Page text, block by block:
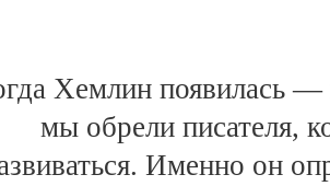
Хемлин появилась —
мы обрели писателя,
Именно он